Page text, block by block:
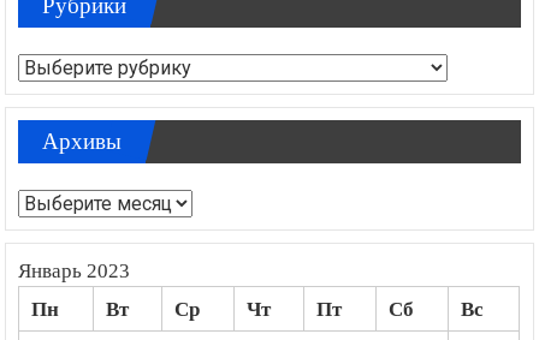
Рубрики
Рубрики
Архивы
Архивы
Январь 2023
Пн Вт Ср Чт Пт Сб
Вс